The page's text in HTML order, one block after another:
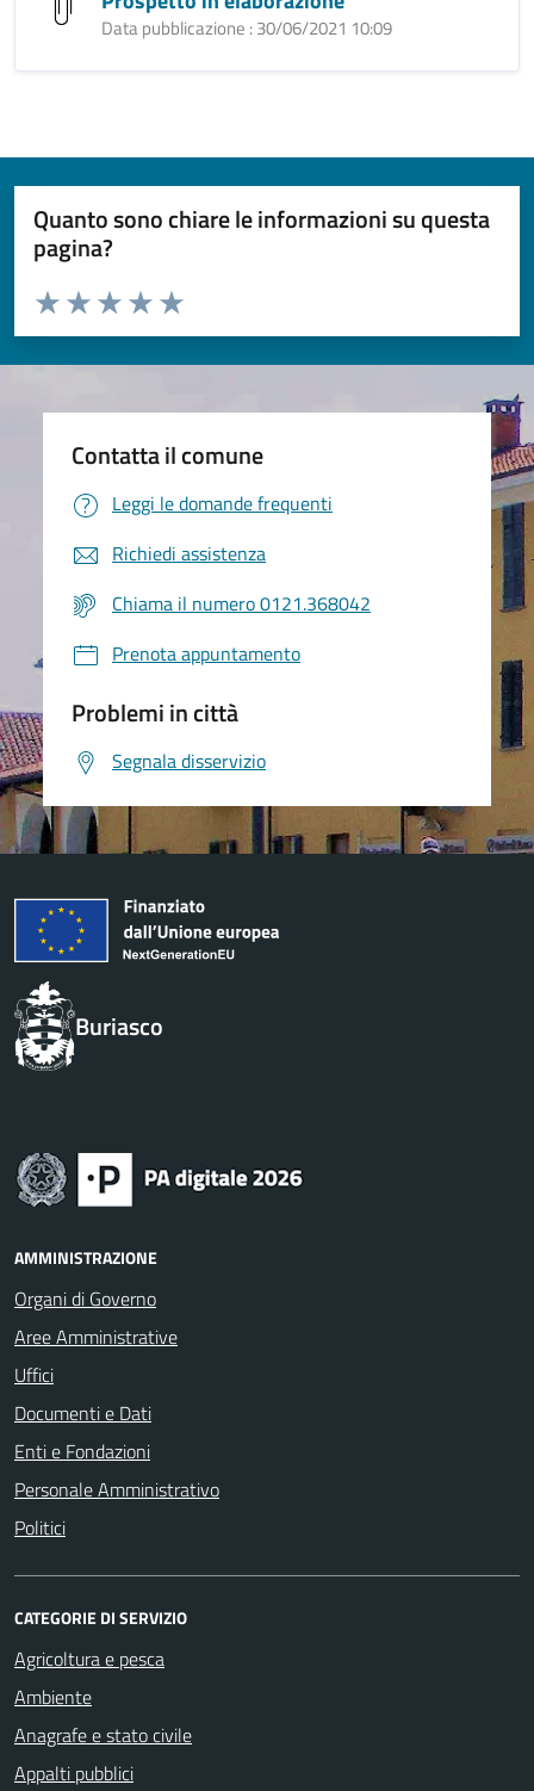
Data pubblicazione : 30/06/2021 10:09
Quanto sono chiare le informazioni su questa
pagina?
Valuta da 1 a 5 stelle la pagina
Valuta 5 stelle su 5
Valuta 4 stelle su 5
Valuta 3 stelle su 5
Valuta 2 stelle su 5
Valuta 1 stelle su 5
Contatta il comune
Leggi le domande frequenti
Richiedi assistenza
Chiama il numero 0121.368042
Prenota appuntamento
Problemi in città
Segnala disservizio
Buriasco
AMMINISTRAZIONE
Organi di Governo
Aree Amministrative
Uffici
Documenti e Dati
Enti e Fondazioni
Personale Amministrativo
Politici
CATEGORIE DI SERVIZIO
Agricoltura e pesca
Ambiente
Anagrafe e stato civile
Appalti pubblici